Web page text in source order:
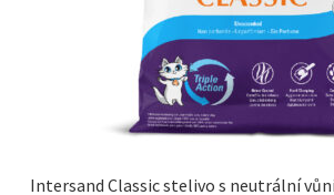
Škrabadla pro kočky
Veterinární dieta pro kočky
Vše pro psy — Krmivo, doplňky, vybavení
Boudy a výběhy
Intersand Classic stelivo s neutrální